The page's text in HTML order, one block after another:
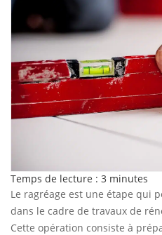
Temps de lecture : 3 minutes
Le ragréage est une étape qui
dans le cadre de travaux de
Cette opération consiste à